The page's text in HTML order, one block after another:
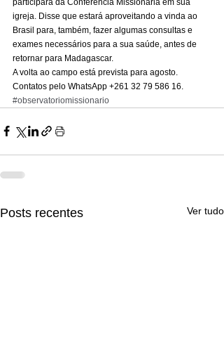
participará da Conferência Missionária em sua
igreja. Disse que estará aproveitando a vinda ao
Brasil para, também, fazer algumas consultas e
exames necessários para a sua saúde, antes de
retornar para Madagascar.
A volta ao campo está prevista para agosto.
Contatos pelo WhatsApp +261 32 79 586 16.
#observatoriomissionario
Posts recentes Ver tudo